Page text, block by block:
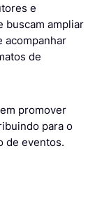
e
buscam ampliar
acompanhar
de
promover
para o
de eventos.